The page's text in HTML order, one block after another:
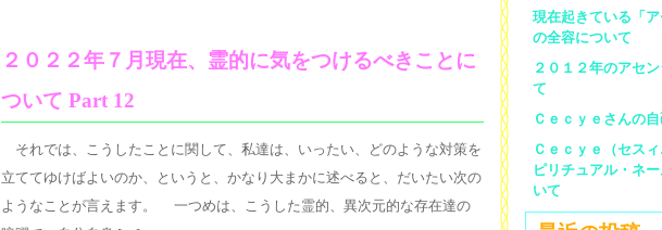
２０２２年７月現在、霊的に気をつけるべきことに
ついて Part 12
それでは、こうしたことに関して、私達は、いったい、どのような対策を
立ててゆけばよいのか、というと、かなり大まかに述べると、だいたい次の
ようなことが言えます。 一つめは、こうした霊的、異次元的な存在達の
現在起きている「ア
の全容について
２０１２年のアセ
て
Ｃｅｃｙｅさんの
Ｃｅｃｙｅ（セス
ピリチュアル・ネ
いて